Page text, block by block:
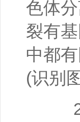
色体
裂有
中都
(识别
20.